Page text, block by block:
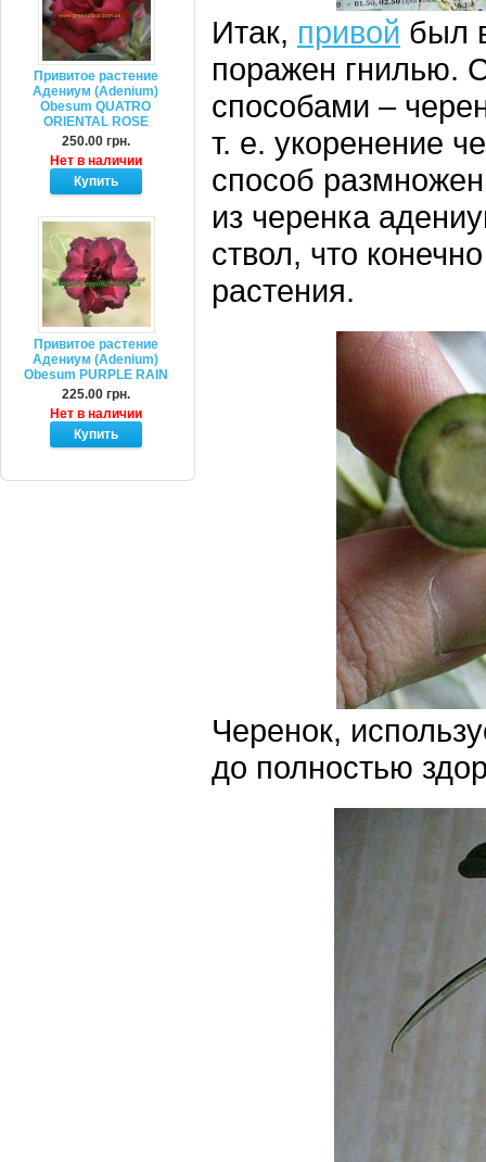
Привитое растение
Адениум (Adenium)
Obesum QUATRO
ORIENTAL ROSE
250.00 грн.
Нет в наличии
Привитое растение
Адениум (Adenium)
Obesum PURPLE RAIN
225.00 грн.
Нет в наличии
Итак, привой был
поражен гнилью.
способами –
т. е. укоренение
способ
из черенка
ствол, что
растения.
Черенок,
до полностью